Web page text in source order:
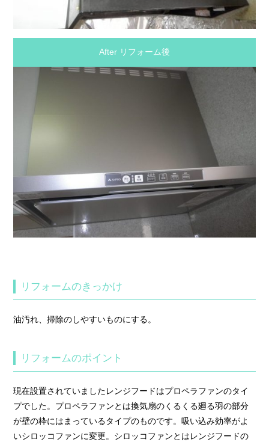
After リフォーム後
リフォームのきっかけ
油汚れ、掃除のしやすいものにする。
リフォームのポイント
現在設置されていましたレンジフードはプロペラファンのタイ
プでした。プロペラファンとは換気扇のくるくる廻る羽の部分
が壁の枠にはまっているタイプのものです。吸い込み効率がよ
いシロッコファンに変更。シロッコファンとはレンジフードの